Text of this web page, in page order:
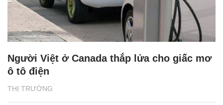
THỊ TRƯỜNG
Người Việt ở Canada thắp lửa cho giấc mơ
ô tô điện